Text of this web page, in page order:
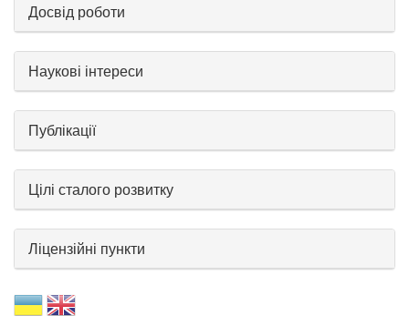
Досвід роботи
Наукові інтереси
Публікації
Цілі сталого розвитку
Ліцензійні пункти